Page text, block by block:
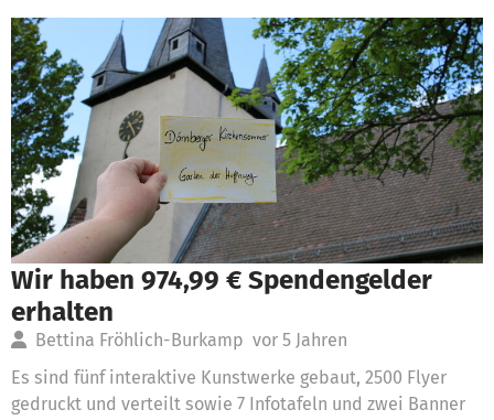
Wir haben 974,99 € Spendengelder
erhalten
Bettina Fröhlich-Burkamp vor 5 Jahren
Es sind fünf interaktive Kunstwerke gebaut, 2500 Flyer
gedruckt und verteilt sowie 7 Infotafeln und zwei Banner